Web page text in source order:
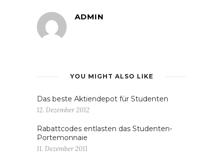
ADMIN
YOU MIGHT ALSO LIKE
Das beste Aktiendepot für Studenten
12. Dezember 2012
Rabattcodes entlasten das Studenten-
Portemonnaie
11. Dezember 2011